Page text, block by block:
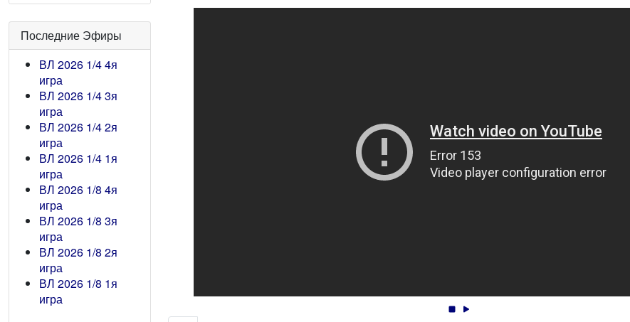
Последние Эфиры
ВЛ 2026 1/4 4я
игра
ВЛ 2026 1/4 3я
игра
ВЛ 2026 1/4 2я
игра
ВЛ 2026 1/4 1я
игра
ВЛ 2026 1/8 4я
игра
ВЛ 2026 1/8 3я
игра
ВЛ 2026 1/8 2я
игра
ВЛ 2026 1/8 1я
игра